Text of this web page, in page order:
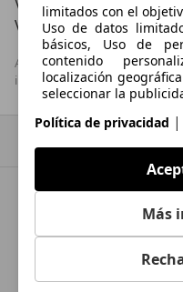
Valencia. +2.200 coches
AutoScout24 S.A.U no se
información.
limitados con el
Uso de datos
básicos, Uso de
contenido
localización
seleccionar la
Las cookies, los
los identificadores
identificadores
información (p. ej.,
navegador, el
tecnologías
o leerse en tu
siempre que se
página web para una
Política de privacidad |
Más